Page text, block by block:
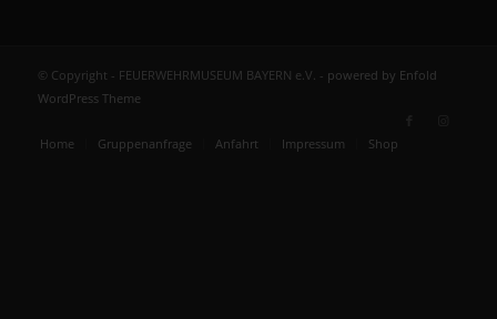
© Copyright - FEUERWEHRMUSEUM BAYERN e.V. - powered by Enfold
WordPress Theme
Home Gruppenanfrage Anfahrt Impressum Shop